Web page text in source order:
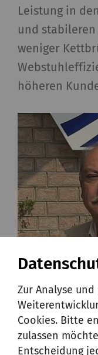
Leistung in
und
weniger
höheren
Zur Analyse
Cookies. Bitte
zulassen
Entscheidung